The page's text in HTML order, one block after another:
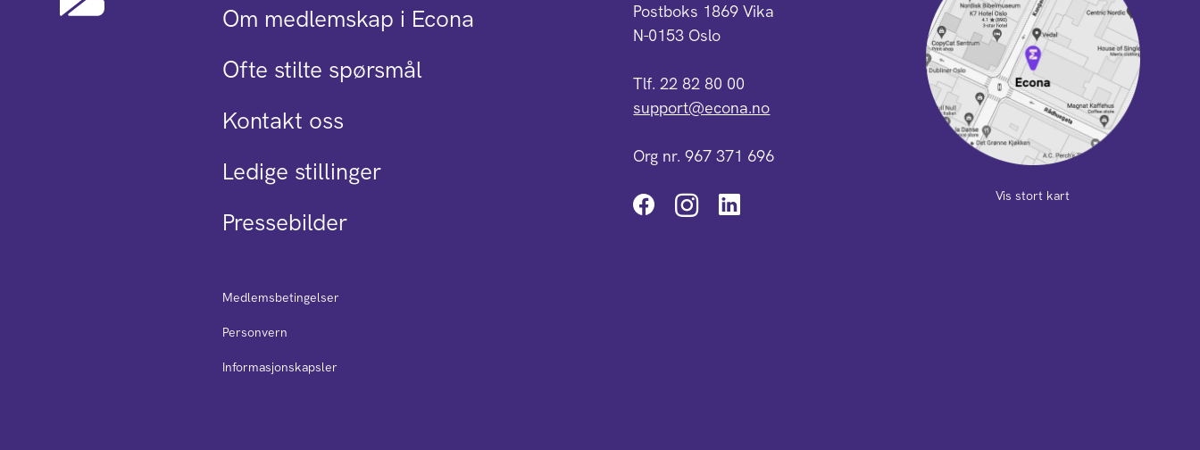
Om medlemskap i Econa
Ofte stilte spørsmål
Kontakt oss
Ledige stillinger
Pressebilder
Medlemsbetingelser
Personvern
Informasjonskapsler
Postboks 1869 Vika
N-0153 Oslo
Tlf. 22 82 80 00
support@econa.no
Org nr. 967 371 696
Instagram Vis stort kart